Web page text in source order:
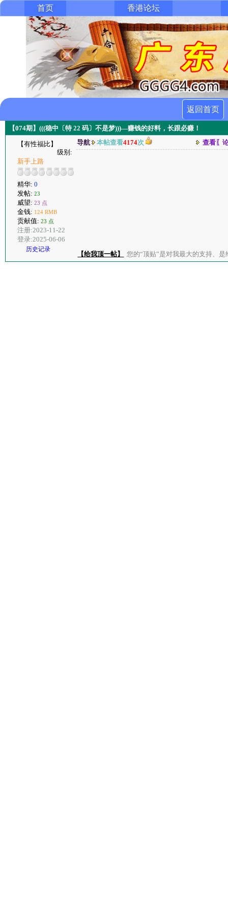
首页 香港论坛
返回首页
【074期】(((稳中〔特 22 码〕不是梦)))—赚钱的好料，长跟必赚！
【有性福比】
级别:
新手上路
精华: 0
发帖: 23
威望: 23 点
金钱: 124 RMB
贡献值: 23 点
注册:2023-11-22
登录:2025-06-06
历史记录
导航 本帖查看4174次 查看〖
【给我顶一帖】 您的“顶贴”是对我最大的支持、